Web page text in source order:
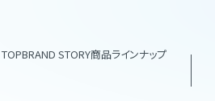
TOPBRAND STORY商品ラインナップ